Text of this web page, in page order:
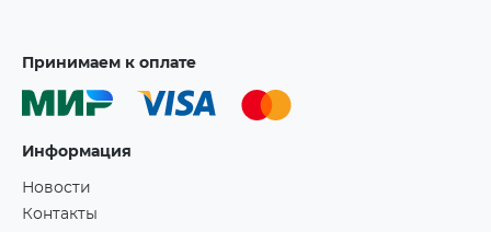
Принимаем к оплате
Информация
Новости
Контакты